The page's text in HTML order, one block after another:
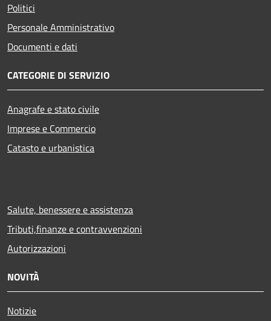
Politici
Personale Amministrativo
Documenti e dati
CATEGORIE DI SERVIZIO
Anagrafe e stato civile
Imprese e Commercio
Catasto e urbanistica
Salute, benessere e assistenza
Tributi,finanze e contravvenzioni
Autorizzazioni
NOVITÀ
Notizie